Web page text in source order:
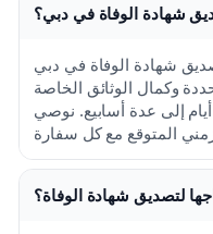
شهادة الوفاة في دبي؟
شهادة الوفاة في دبي
وكمال الوثائق الخاصة
إلى عدة أسابيع. نوصي
لتصديق شهادة الوفاة؟